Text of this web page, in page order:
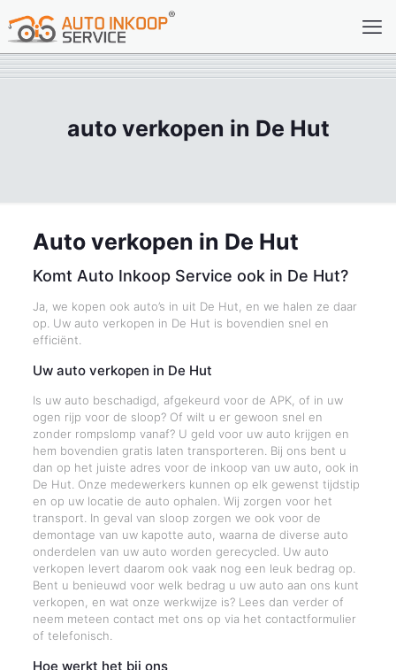
auto verkopen in De Hut
Auto verkopen in De Hut
Komt Auto Inkoop Service ook in De Hut?
Ja, we kopen ook auto’s in uit De Hut, en we halen ze daar
op. Uw auto verkopen in De Hut is bovendien snel en
efficiënt.
Uw auto verkopen in De Hut
Is uw auto beschadigd, afgekeurd voor de APK, of in uw
ogen rijp voor de sloop? Of wilt u er gewoon snel en
zonder rompslomp vanaf? U geld voor uw auto krijgen en
hem bovendien gratis laten transporteren. Bij ons bent u
dan op het juiste adres voor de inkoop van uw auto, ook in
De Hut. Onze medewerkers kunnen op elk gewenst tijdstip
en op uw locatie de auto ophalen. Wij zorgen voor het
transport. In geval van sloop zorgen we ook voor de
demontage van uw kapotte auto, waarna de diverse auto
onderdelen van uw auto worden gerecycled. Uw auto
verkopen levert daarom ook vaak nog een leuk bedrag op.
Bent u benieuwd voor welk bedrag u uw auto aan ons kunt
verkopen, en wat onze werkwijze is? Lees dan verder of
neem meteen contact met ons op via het contactformulier
of telefonisch.
Hoe werkt het bij ons